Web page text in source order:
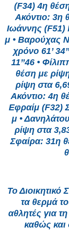
(F34) 4η
Ακόντιο: 3η
Ιωάννης (F51)
μ • Βαρούχας
χρόνο 61’
11’’46 •
θέση με
ρίψη στα
Ακόντιο: 4η
Εφραίμ (F32)
μ •
ρίψη στα
Σφαίρα: 31η
Το Διοικητικό
τα θερμά
αθλητές για
καθώς